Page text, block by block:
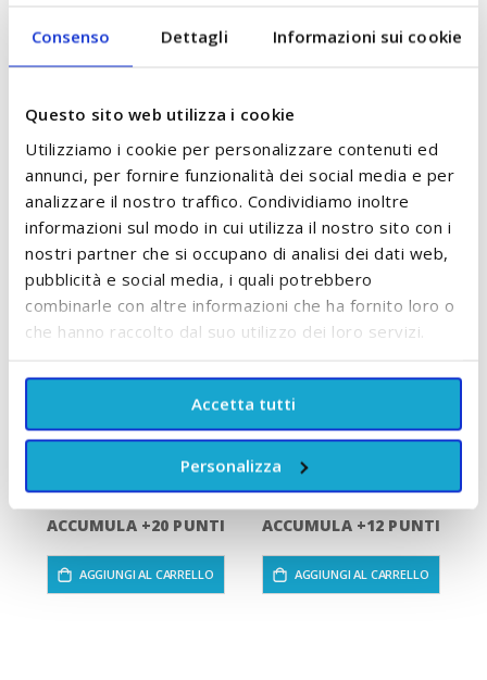
Consenso Dettagli Informazioni sui cookie
Questo sito web utilizza i cookie
Utilizziamo i cookie per personalizzare contenuti ed
annunci, per fornire funzionalità dei social media e per
analizzare il nostro traffico. Condividiamo inoltre
informazioni sul modo in cui utilizza il nostro sito con i
nostri partner che si occupano di analisi dei dati web,
pubblicità e social media, i quali potrebbero
combinarle con altre informazioni che ha fornito loro o
che hanno raccolto dal suo utilizzo dei loro servizi.
Accetta tutti
Personalizza
POTREBBE PIACERTI ANCHE:
Pannolini Taglia 4 Maxi
7/14 Kg Bambo Nature
ACCUMULA +20 PUNTI
AGGIUNGI AL CARRELLO
Pannolini Taglia 4 Maxi
9/14 Kg Kit&Kin
ACCUMULA +12 PUNTI
AGGIUNGI AL CARRELLO